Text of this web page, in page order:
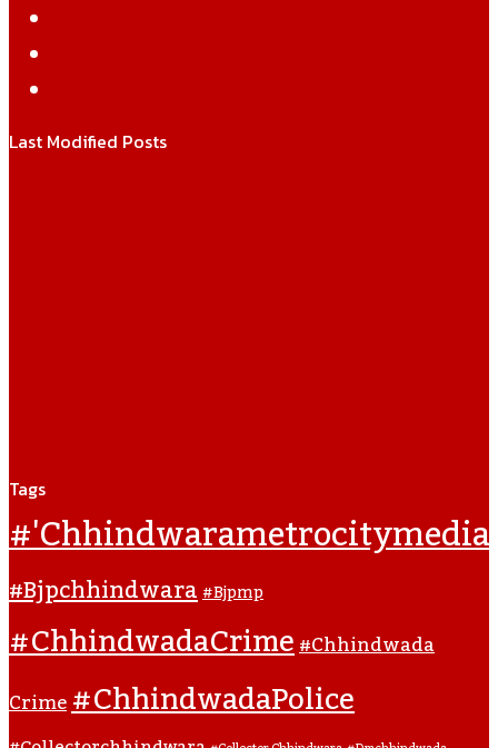
Last Modified Posts
Tags
#'chhindwarametrocitymedia
#bjpchhindwara#bjpmp
#ChhindwadaCrime#Chhindwada
Crime#ChhindwadaPolice